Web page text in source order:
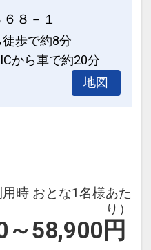
迎サービスを致し
さいませ。
ております。お
様でご利用の場合
承っておりま
おりません。
風呂はひのき風呂
◇
でご利用頂けま
ョンコーナー
足つぼマッサージ
８－１
歩で約8分
から車で約20分
地図
用時 おとな1名様あた
り）
～58,900 円